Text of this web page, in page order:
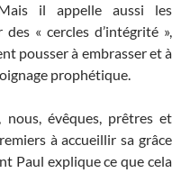
il appelle aussi les
« cercles d’intégrité »,
pousser à embrasser et à
prophétique.
nous, évêques, prêtres et
à accueillir sa grâce
Paul explique ce que cela